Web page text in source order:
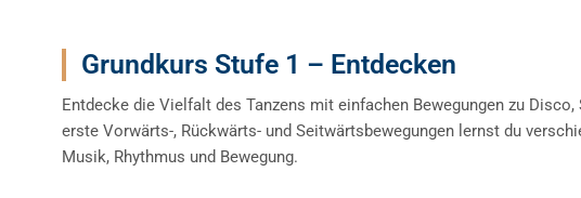
Grundkurs Stufe 1 – Entdecken
Entdecke die Vielfalt des Tanzens mit einfachen Bewegungen zu
erste Vorwärts-, Rückwärts- und Seitwärtsbewegungen lernst du
Musik, Rhythmus und Bewegung.